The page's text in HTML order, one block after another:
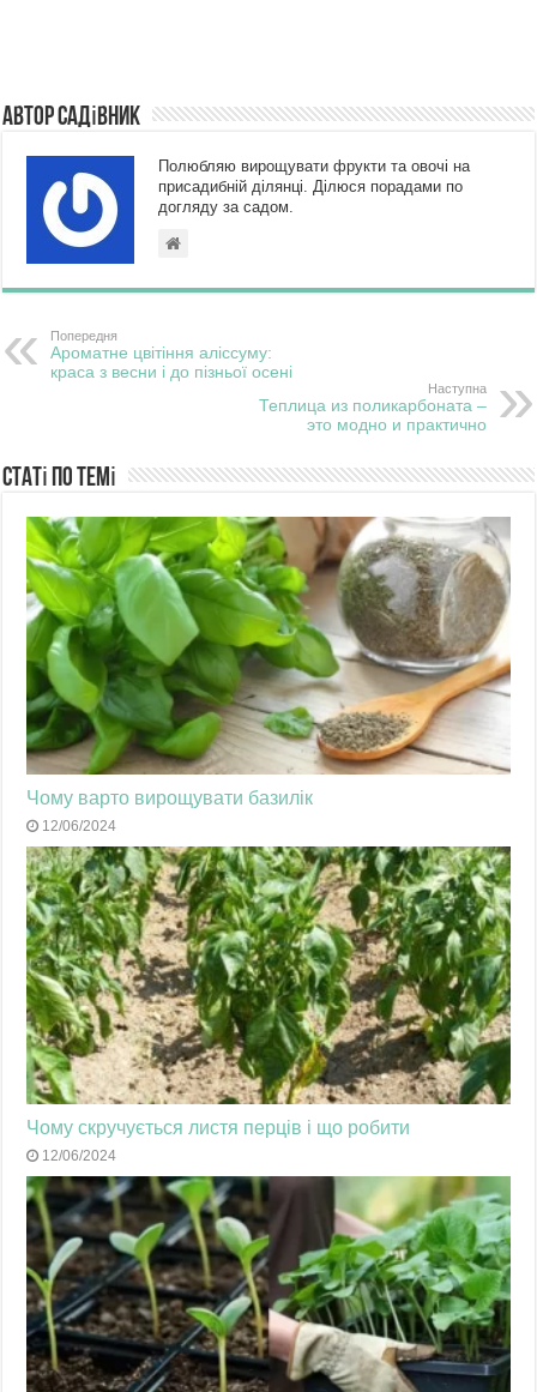
Автор Садівник
Полюбляю вирощувати фрукти та овочі на
присадибній ділянці. Ділюся порадами по
догляду за садом.
Попередня
Ароматне цвітіння аліссуму:
краса з весни і до пізньої осені
Наступна
Теплица из поликарбоната –
это модно и практично
Статі по темі
Чому варто вирощувати базилік
12/06/2024
Чому скручується листя перців і що робити
12/06/2024